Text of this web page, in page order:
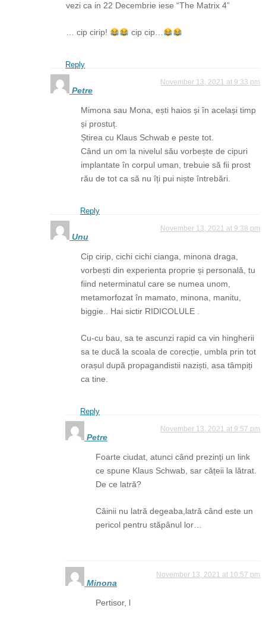
vezi ca in 22 Decembrie iese “The Matrix 4”
… cip cirip! cip cip…
Reply
Petre
November 13, 2021 at 9:33 pm
Mimona sau Mona, ești haios și în același timp
și prostuț.
Știrea cu Klaus Schwab e peste tot.
Când un om la nivelul său vorbește de cipuri
implantate în corpul uman, trebuie să fii prost
rău de tot ca să nu îți pui niște întrebări.
Reply
Unu
November 13, 2021 at 9:38 pm
Cip cirip, cichi cichi cianga, minona draga,
vorbești din experienta proprie și personală, tu
fiind neterminatul care se numea unom,
metamorfozat în mamato, minona, manitu,
biggie.. Hai sictir RIDICOLULE .
Cu-cu bau, sa te ascunzi rapid ca vin hingherii
sa te ducă la scoala de corecție, umbla prin tot
orașul după propagandistii naziști, asa tâmpiți
ca tine.
Reply
Petre
November 13, 2021 at 9:57 pm
Foarte ciudat, atunci când prezinți un link
ce spune Klaus Schwab, sar cățeii la lătrat.
De ce latră?
Câinii nu latră degeaba,latră când este un
pericol pentru stăpânul lor…
Minona
November 13, 2021 at 10:57 pm
Pertisor, l